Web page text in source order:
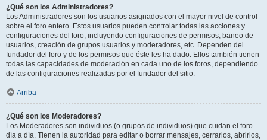
¿Qué son los Administradores?
Los Administradores son los usuarios asignados con el mayor nivel de control
sobre el foro entero. Estos usuarios pueden controlar todas las acciones y
configuraciones del foro, incluyendo configuraciones de permisos, baneo de
usuarios, creación de grupos usuarios y moderadores, etc. Dependen del
fundador del foro y de los permisos que éste les ha dado. Ellos también tienen
todas las capacidades de moderación en cada uno de los foros, dependiendo
de las configuraciones realizadas por el fundador del sitio.
Arriba
¿Qué son los Moderadores?
Los Moderadores son individuos (o grupos de individuos) que cuidan el foro
día a día. Tienen la autoridad para editar o borrar mensajes, cerrarlos, abrirlos,